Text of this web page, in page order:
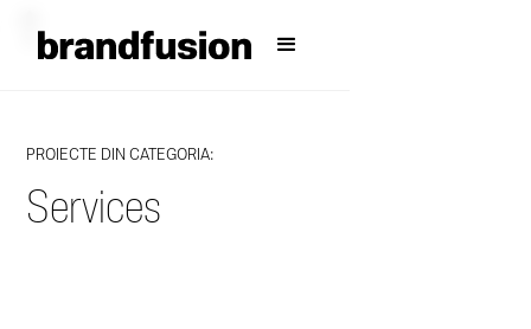
PROIECTE DIN CATEGORIA:
Services